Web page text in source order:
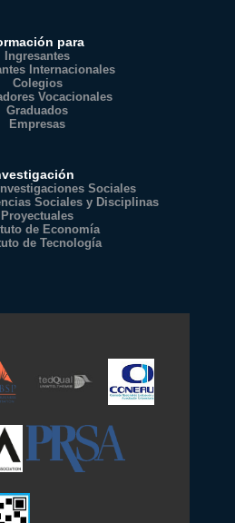
para
Ingresantes
Internacionales
Colegios
Vocacionales
Graduados
Empresas
Sociales
Sociales y Disciplinas
Proyectuales
de Economía
de Tecnología